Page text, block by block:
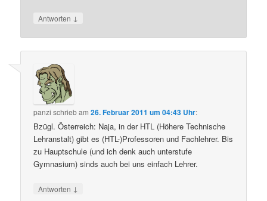
Antworten ↓
panzi schriebam26. Februar 2011 um 04:43 Uhr:
Bzügl. Österreich: Naja, in der HTL (Höhere Technische
Lehranstalt) gibt es (HTL-)Professoren und Fachlehrer. Bis
zu Hauptschule (und ich denk auch unterstufe
Gymnasium) sinds auch bei uns einfach Lehrer.
Antworten ↓